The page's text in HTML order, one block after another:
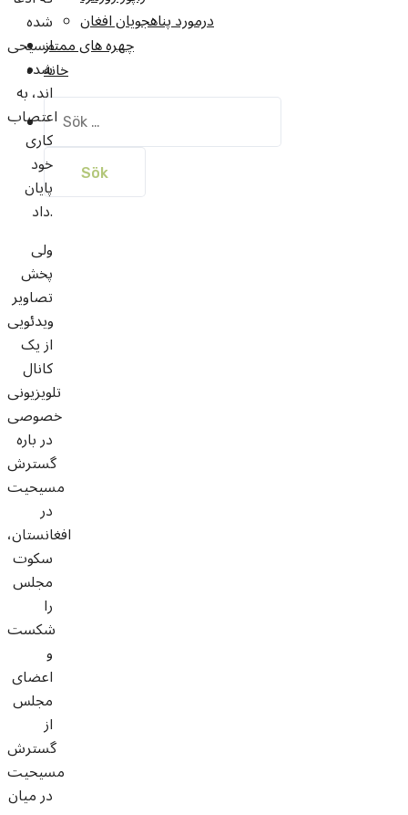
درمورد پناهجويان افغان
چهره های ممتاز
خانه
efter:
شده
مسیحی
شده
اند، به
اعتصاب
کاری
خود
پایان
داد.
ولی
پخش
تصاویر
ویدئویی
از یک
کانال
تلویزیونی
خصوصی
در باره
گسترش
مسیحیت
در
افغانستان،
سکوت
مجلس
را
شکست
و
اعضای
مجلس
از
گسترش
مسیحیت
در میان